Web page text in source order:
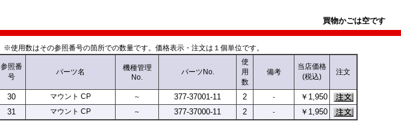
買物かごは空です
※使用数はその参照番号の箇所での数量です。価格表示・注文は１個単位です。
参照番
号
パーツ名 機種管理
No.
パーツNo.
使
用
数
備考
当店価格
(税込)
注文
30 マウント CP ～ 377-37001-11 2 -
￥1,950
31
マウント CP ～ 377-37000-11 2 - ￥1,950